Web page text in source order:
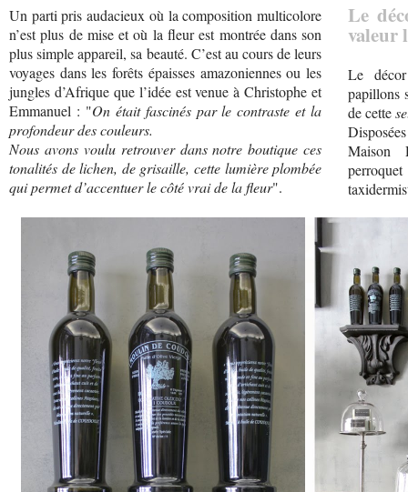
Un parti pris audacieux où la composition multicolore
n’est plus de mise et où la fleur est montrée dans son
plus simple appareil, sa beauté. C’est au cours de leurs
voyages dans les forêts épaisses amazoniennes ou les
jungles d’Afrique que l’idée est venue à Christophe et
Emmanuel : "On était fascinés par le contraste et la
profondeur des couleurs.
Nous avons voulu retrouver dans notre boutique ces
tonalités de lichen, de grisaille, cette lumière plombée
qui permet d’accentuer le côté vrai de la fleur".
Le
valeur
Le
papillons
de cette
Maison